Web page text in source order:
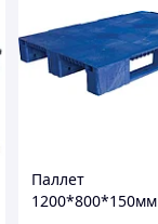
Паллет
1200*800*150мм